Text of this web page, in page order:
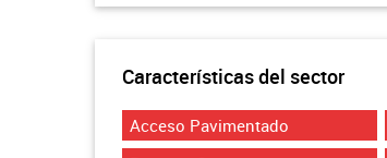
Características del sector
Acceso Pavimentado